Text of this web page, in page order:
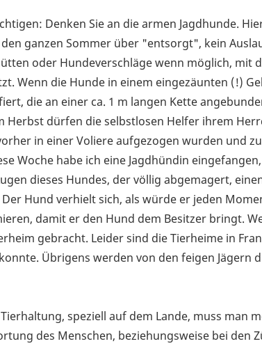
Denken Sie an die armen Jagdhunde.
ganzen Sommer über "entsorgt", kein
oder Hundeverschläge wenn möglich, mit
Wenn die Hunde in einem eingezäunten (!)
die an einer ca. 1 m langen Kette
dürfen die selbstlosen Helfer ihrem
in einer Voliere aufgezogen wurden und
Woche habe ich eine Jagdhündin
dieses Hundes, der völlig abgemagert,
Hund verhielt sich, als würde er jeden
damit er den Hund dem Besitzer bringt.
gebracht. Leider sind die Tierheime in
Übrigens werden von den feigen Jägern
speziell auf dem Lande, muss man
des Menschen, beziehungsweise bei den